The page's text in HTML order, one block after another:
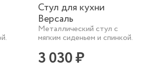
Стул для кухни
Версаль
Металлический стул с
мягким сиденьем и спинкой.
3 030 ₽